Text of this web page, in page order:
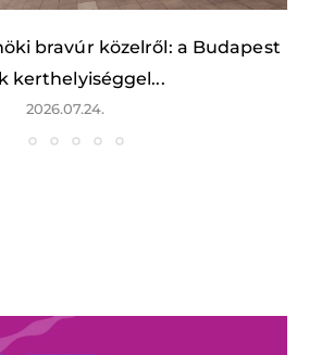
bravúr közelről: a Budapest
kerthelyiséggel...
2026.07.24.